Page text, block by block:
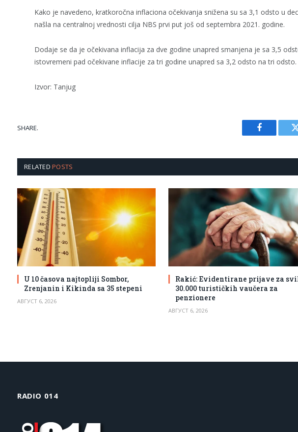
Kako je navedeno, kratkoročna inflaciona očekivanja snižena su sa 3,1 odsto u
našla na centralnoj vrednosti cilja NBS prvi put još od septembra 2021. godine.
Dodaje se da je očekivana inflacija za dve godine unapred smanjena je sa 3,5
istovremeni pad očekivane inflacije za tri godine unapred sa 3,2 odsto na tri odsto.
Izvor: Tanjug
SHARE.
Facebook
RELATEDPOSTS
U 10 časova najtopliji Sombor,
Zrenjanin i Kikinda sa 35 stepeni
АВГУСТ 6, 2026
Rakić: Evidentirane prijave za
30.000 turističkih vaučera za
penzionere
АВГУСТ 6, 2026
RADIO 014